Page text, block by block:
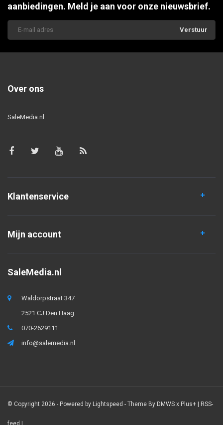
aanbiedingen. Meld je aan voor onze nieuwsbrief.
Verstuur
Over ons
SaleMedia.nl
Klantenservice
Mijn account
SaleMedia.nl
Waldorpstraat 347
2521 CJ Den Haag
070-2629111
info@salemedia.nl
© Copyright 2026 - Powered by Lightspeed - Theme By DMWS x Plus+ | RSS-
feed |